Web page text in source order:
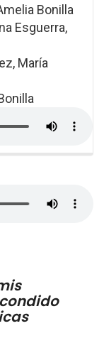
Bonilla
Esguerra,
María